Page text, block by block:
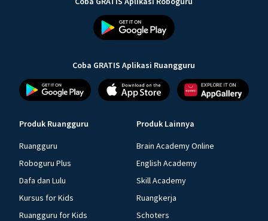
Coba GRATIS Aplikasi Ruangguru
Produk Ruangguru
Ruangguru
Roboguru Plus
Dafa dan Lulu
Kursus for Kids
Ruangguru for Kids
Produk Lainnya
Brain Academy Online
English Academy
Skill Academy
Ruangkerja
Schoters